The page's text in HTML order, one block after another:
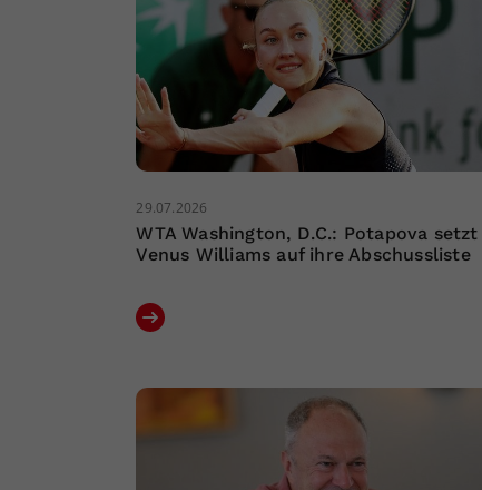
29.07.2026
WTA Washington, D.C.: Potapova setzt
Venus Williams auf ihre Abschussliste